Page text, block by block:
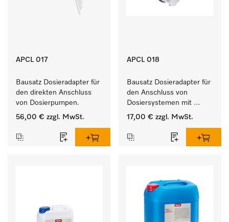
APCL 017
Bausatz Dosieradapter für
den direkten Anschluss
von Dosierpumpen.
56,00 € zzgl. MwSt.
APCL 018
Bausatz Dosieradapter für
den Anschluss von
Dosiersystemen mit
Wassereinspülung.
17,00 € zzgl. MwSt.